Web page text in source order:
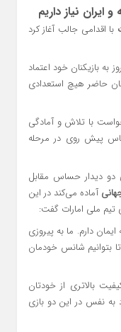
نیاز داریم
با اقدامی جالب آغاز کرد
به بازیکنان خود اعتماد
حاضر هیچ استعدادی
با تلاش و آمادگی
دو بازی حساس پیش روی در مرحله
دو دیدار حساس مقابل
آماده می‌کند در این
ملی امارات گفت:
دارم. ما به پیروزی
تا بتوانیم شانس خودمان
بالاتری از خودتان
به نفس در این دو بازی